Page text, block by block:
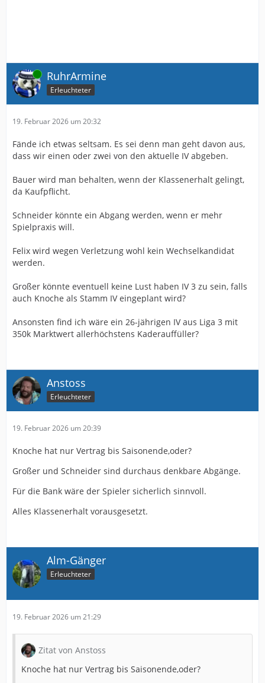
Online RuhrArmine
Erleuchteter
19. Februar 2026 um 20:32
Fände ich etwas seltsam. Es sei denn man geht davon aus,
dass wir einen oder zwei von den aktuelle IV abgeben.
Bauer wird man behalten, wenn der Klassenerhalt gelingt,
da Kaufpflicht.
Schneider könnte ein Abgang werden, wenn er mehr
Spielpraxis will.
Felix wird wegen Verletzung wohl kein Wechselkandidat
werden.
Großer könnte eventuell keine Lust haben IV 3 zu sein, falls
auch Knoche als Stamm IV eingeplant wird?
Ansonsten find ich wäre ein 26-jährigen IV aus Liga 3 mit
350k Marktwert allerhöchstens Kaderauffüller?
Anstoss
Erleuchteter
19. Februar 2026 um 20:39
Knoche hat nur Vertrag bis Saisonende,oder?
Großer und Schneider sind durchaus denkbare Abgänge.
Für die Bank wäre der Spieler sicherlich sinnvoll.
Alles Klassenerhalt vorausgesetzt.
Alm-Gänger
Erleuchteter
19. Februar 2026 um 21:29
Zitat von Anstoss
Knoche hat nur Vertrag bis Saisonende,oder?